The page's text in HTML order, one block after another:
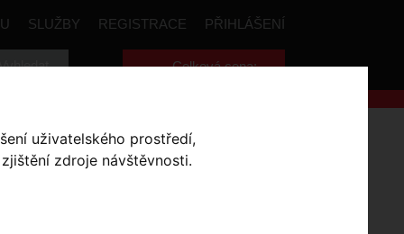
uživatelského prostředí,
zdroje návštěvnosti.
SLUŽBY REGISTRACE PŘIHLÁŠENÍ
Celková cena: